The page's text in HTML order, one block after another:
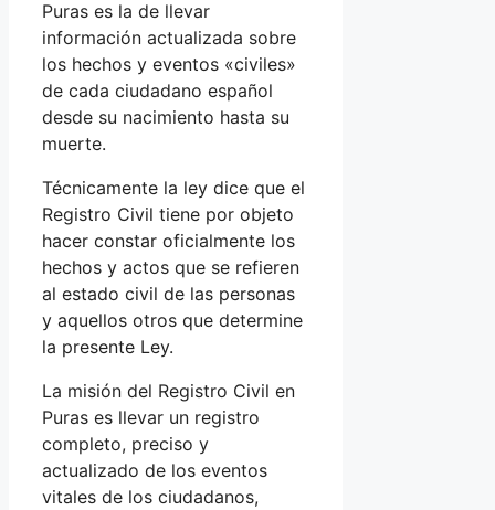
Puras es la de llevar
información actualizada sobre
los hechos y eventos «civiles»
de cada ciudadano español
desde su nacimiento hasta su
muerte.
Técnicamente la ley dice que el
Registro Civil tiene por objeto
hacer constar oficialmente los
hechos y actos que se refieren
al estado civil de las personas
y aquellos otros que determine
la presente Ley.
La misión del Registro Civil en
Puras es llevar un registro
completo, preciso y
actualizado de los eventos
vitales de los ciudadanos,